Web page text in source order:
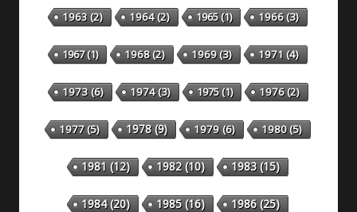
1963(2) 1964(2) 1965(1) 1966(3)
1967(1) 1968(2) 1969(3) 1971 (4)
1973(6) 1974(3) 1975(1) 1976(2)
1977(5) 1978(9) 1979(6) 1980(5)
1981 (12) 1982(10) 1983(15)
1984(20) 1985(16) 1986(25)